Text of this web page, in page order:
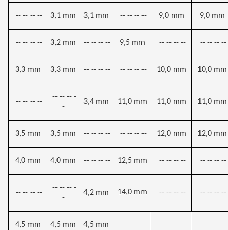
-- -- -- -- 3,1 mm 3,1 mm -- -- -- -- 9,0 mm 9,0 mm
-- -- -- -- 3,2 mm -- -- -- -- 9,5 mm -- -- -- -- -- -- -- --
3,3 mm 3,3 mm -- -- -- -- -- -- -- -- 10,0 mm 10,0 mm
-- -- -- --
-- -- -- -
-
3,4 mm 11,0 mm 11,0 mm 11,0 mm
3,5 mm 3,5 mm -- -- -- -- -- -- -- -- 12,0 mm 12,0 mm
4,0 mm 4,0 mm -- -- -- -- 12,5 mm -- -- -- -- -- -- -- --
-- -- -- --
-- -- -- -
-
4,2 mm 14,0 mm -- -- -- -- -- -- -- --
4,5 mm 4,5 mm 4,5 mm